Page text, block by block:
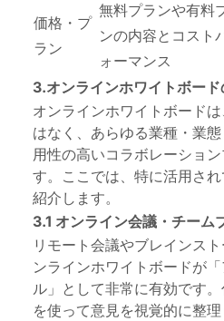
価格・プ
ラン
無料プランや有料
ンの内容とコスト
ォーマンス
3.オンラインホワイトボー
オンラインホワイトボード
はなく、あらゆる業種・業
用性の高いコラボレーショ
す。ここでは、特に活用さ
紹介します。
3.1 オンライン会議・チーム
リモート会議やブレインス
ンラインホワイトボードが
ル」として非常に有効です
を使って意見を視覚的に整